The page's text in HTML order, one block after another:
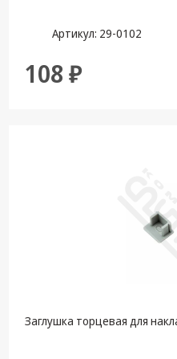
Артикул: 29-0102
108 ₽
Заглушка торцевая для